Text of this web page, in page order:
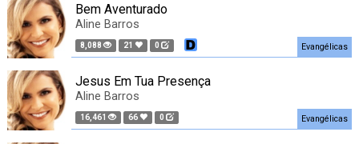
Bem Aventurado
Aline Barros
8,088 21 0 Evangélicas
Jesus Em Tua Presença
Aline Barros
16,461 66 0 Evangélicas